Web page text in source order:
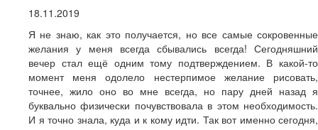
18.11.2019
Я не знаю, как это получается, но все самые сокровенные
желания у меня всегда сбывались всегда! Сегодняшний
вечер стал ещё одним тому подтверждением. В какой-то
момент меня одолело нестерпимое желание рисовать,
точнее, жило оно во мне всегда, но пару дней назад я
буквально физически почувствовала в этом необходимость.
И я точно знала, куда и к кому идти. Так вот именно сегодня,